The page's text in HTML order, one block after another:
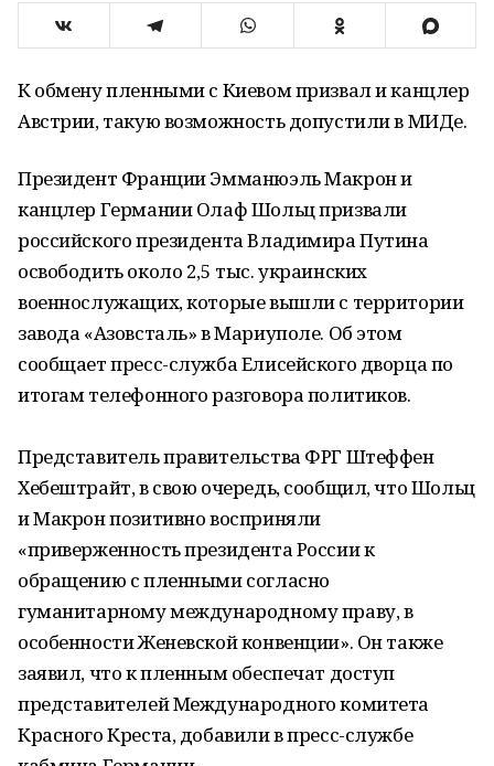
К обмену пленными с Киевом призвал и канцлер
Австрии, такую возможность допустили в МИДе.
Президент Франции Эмманюэль Макрон и
канцлер Германии Олаф Шольц призвали
российского президента Владимира Путина
освободить около 2,5 тыс. украинских
военнослужащих, которые вышли с территории
завода «Азовсталь» в Мариуполе. Об этом
сообщает пресс-служба Елисейского дворца по
итогам телефонного разговора политиков.
Представитель правительства ФРГ Штеффен
Хебештрайт, в свою очередь, сообщил, что Шольц
и Макрон позитивно восприняли
«приверженность президента России к
обращению с пленными согласно
гуманитарному международному праву, в
особенности Женевской конвенции». Он также
заявил, что к пленным обеспечат доступ
представителей Международного комитета
Красного Креста, добавили в пресс-службе